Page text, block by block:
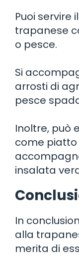
Puoi servire
trapanese
o pesce.
Si
arrosti di
pesce
Inoltre, può
come
insalata
In
alla
merita di